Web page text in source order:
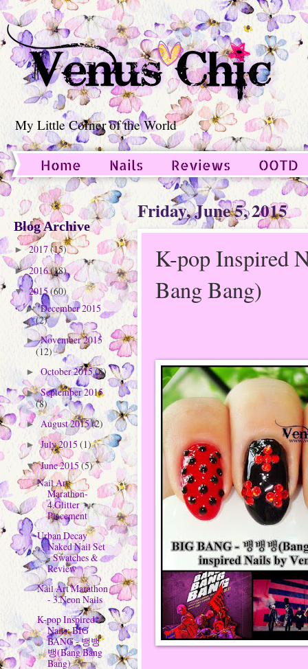
My Little Corner of the World
Home Nails Reviews
OOTD
Guest Post
Friday, June 5, 2015
K-pop Inspired
Bang Bang)
Blog Archive
►2017(15)
►2016(18)
▼ 2015(60)
►December 2015
(2)
►November 2015
(12)
► October 2015(8)
►September 2015
(8)
► August 2015(2)
►July 2015 (1)
▼ June 2015(5)
Nail Art
Marathon-
4.Glitter
Placement
Urban Decay
Naked Nail Set
- Swatches &
Review
Nail Art Marathon
- 3.Neon Nails
K-pop Inspired
Nails: BIG
BANG - 뱅뱅
뱅(Bang Bang
Bang)